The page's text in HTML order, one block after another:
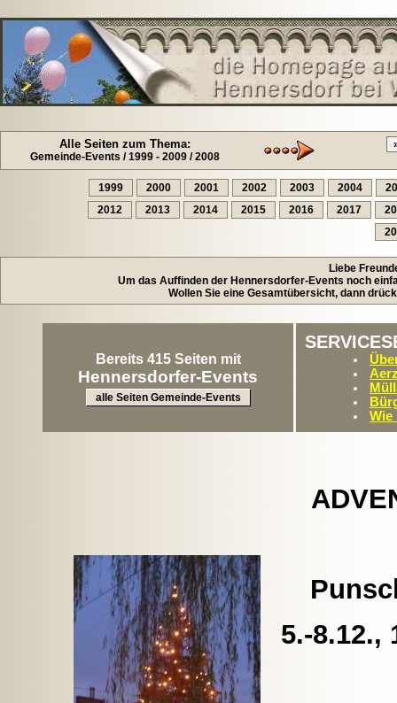
Alle Seiten zum Thema:
Gemeinde-Events / 1999 - 2009 / 2008
1999 2000 2001 2002 2003 2004
2012
2013 2014 2015 2016 2017
Liebe
Um das Auffinden der Hennersdorfer-Events noch
Wollen Sie eine Gesamtübersicht, dann
Bereits 415 Seiten mit
Hennersdorfer-Events
alle Seiten Gemeinde-Events
Wie
5.-8.12.,